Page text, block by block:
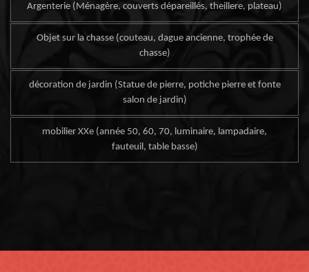
Argenterie (Ménagère, couverts dépareillés, theillere, plateau)
Objet sur la chasse (couteau, dague ancienne, trophée de
chasse)
décoration de jardin (Statue de pierre, potiche pierre et fonte
salon de jardin)
mobilier XXe (année 50, 60, 70, luminaire, lampadaire,
fauteuil, table basse)